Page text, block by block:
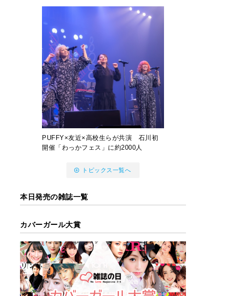
PUFFY×友近×高校生らが共演 石川初
開催「わっかフェス」に約2000人
トピックス一覧へ
本日発売の雑誌一覧
カバーガール大賞